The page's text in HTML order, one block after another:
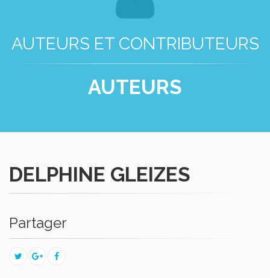
AUTEURS ET CONTRIBUTEURS
AUTEURS
DELPHINE GLEIZES
Partager